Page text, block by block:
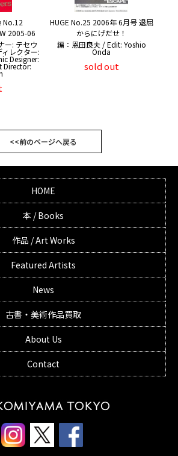
No.12
2005-06
ー: テセウ
レクター:
Designer:
HUGE No.25 2006年 6月号 退屈
からにげだせ！
編：恩田良夫 / Edit: Yoshio
Onda
sold out
<<前のページへ戻る
HOME
本 / Books
作品 / Art Works
Featured Artists
News
古書・美術作品買取
About Us
Contact